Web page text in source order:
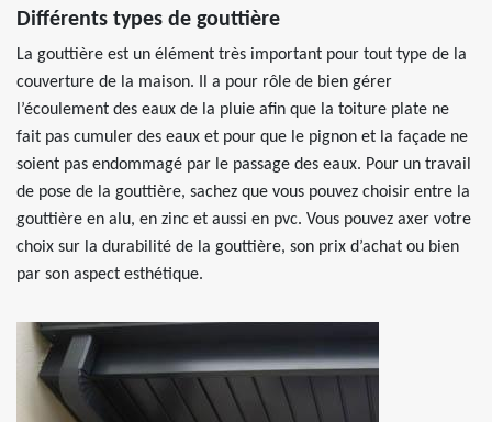
Différents types de gouttière
La gouttière est un élément très important pour tout type de la
couverture de la maison. Il a pour rôle de bien gérer
l’écoulement des eaux de la pluie afin que la toiture plate ne
fait pas cumuler des eaux et pour que le pignon et la façade ne
soient pas endommagé par le passage des eaux. Pour un travail
de pose de la gouttière, sachez que vous pouvez choisir entre la
gouttière en alu, en zinc et aussi en pvc. Vous pouvez axer votre
choix sur la durabilité de la gouttière, son prix d’achat ou bien
par son aspect esthétique.